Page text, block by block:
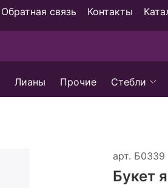
Обратная связь Контакты
Лианы Прочие Стебли
арт. Б0339
Букет